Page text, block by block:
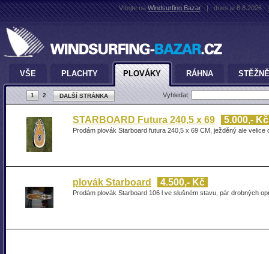
Vítejte naWindsurfing Bazar | dnes je 8.8.2026 |
VŠE PLACHTY PLOVÁKY RÁHNA STĚŽNĚ
1 2 DALŠÍ STRÁNKA Vyhledat:
STARBOARD Futura 240,5 x 69 5.000,- Kč
Prodám plovák Starboard futura 240,5 x 69 CM, ježděný ale velice
plovák Starboard 4.500,- Kč
Prodám plovák Starboard 106 l ve slušném stavu, pár drobných